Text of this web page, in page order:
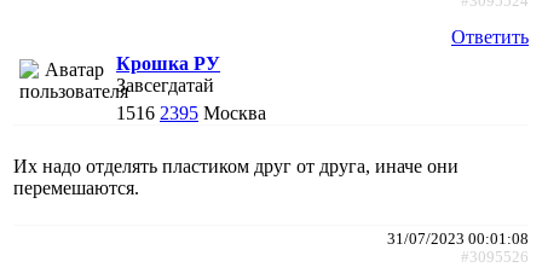
Ответить
Крошка РУ
Завсегдатай
1516 2395 Москва
Их надо отделять пластиком друг от друга, иначе они
перемешаются.
31/07/2023 00:01:08
#3095526